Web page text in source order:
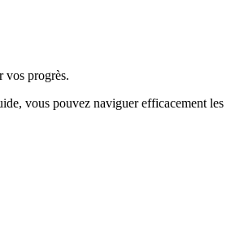
vos progrès.
vous pouvez naviguer efficacement les